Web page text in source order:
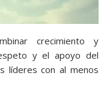
crecimiento y
y el apoyo del
líderes con al menos